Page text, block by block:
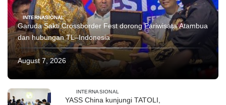
INTERNASIONAL
Garuda Sakti Crossborder Fest dorong Pariwisata Atambua
dan hubungan TL–Indonesia
August 7, 2026
INTERNASIONAL
YASS China kunjungi TATOLI,